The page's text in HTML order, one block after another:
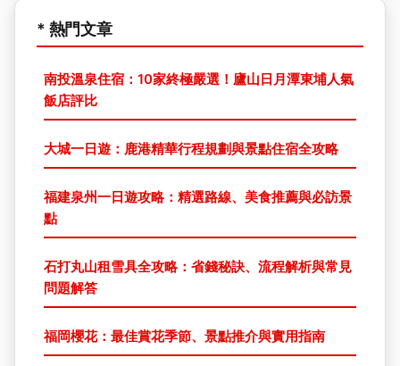
* 熱門文章
南投溫泉住宿：10家終極嚴選！廬山日月潭東埔人氣
飯店評比
大城一日遊：鹿港精華行程規劃與景點住宿全攻略
福建泉州一日遊攻略：精選路線、美食推薦與必訪景
點
石打丸山租雪具全攻略：省錢秘訣、流程解析與常見
問題解答
福岡櫻花：最佳賞花季節、景點推介與實用指南